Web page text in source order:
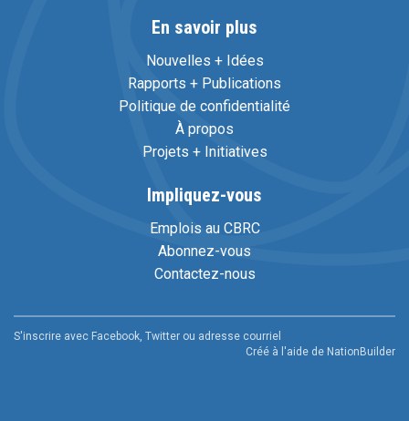
En savoir plus
Nouvelles + Idées
Rapports + Publications
Politique de confidentialité
À propos
Projets + Initiatives
Impliquez-vous
Emplois au CBRC
Abonnez-vous
Contactez-nous
S'inscrire avec Facebook, Twitter ou adresse courriel
Créé à l'aide de NationBuilder